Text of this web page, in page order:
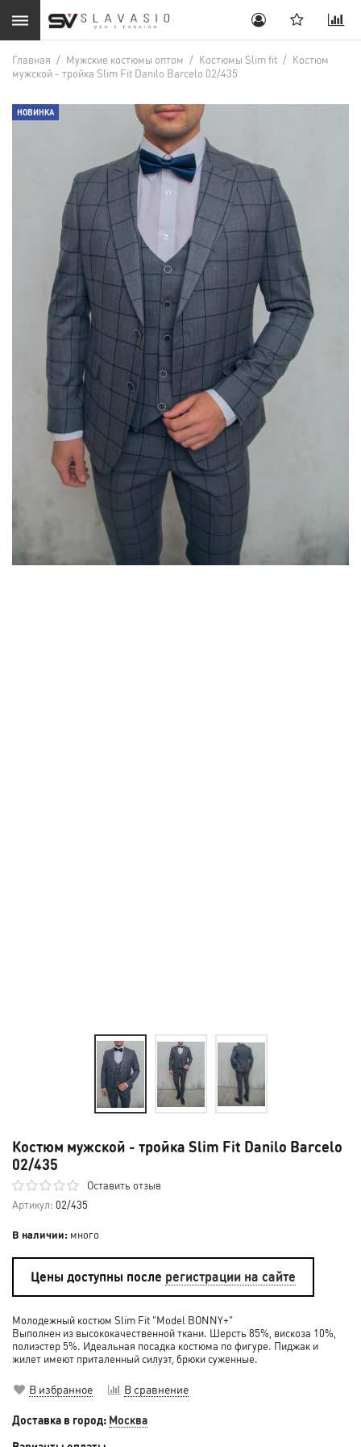
Главная / Мужские костюмы оптом / Костюмы Slim fit / Костюм
мужской - тройка Slim Fit Danilo Barcelo 02/435
НОВИНКА
Костюм мужской - тройка Slim Fit Danilo Barcelo
02/435
Оставить отзыв
Артикул: 02/435
В наличии: много
Цены доступны после регистрации на сайте
Молодежный костюм Slim Fit "Model BONNY+"
Выполнен из высококачественной ткани. Шерсть 85%, вискоза 10%,
полиэстер 5%. Идеальная посадка костюма по фигуре. Пиджак и
жилет имеют приталенный силуэт, брюки суженные.
В избранное В сравнение
Доставка в город: Москва